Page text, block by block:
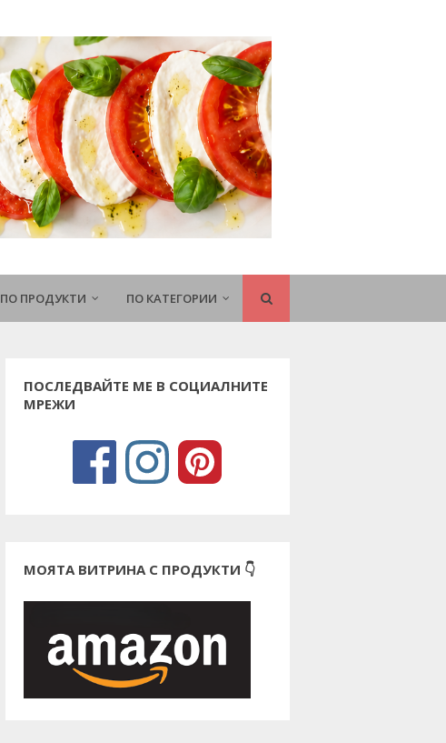
ПО ПРОДУКТИ ПО КАТЕГОРИИ
ПОСЛЕДВАЙТЕ МЕ В СОЦИАЛНИТЕ
МРЕЖИ
МОЯТА ВИТРИНА С ПРОДУКТИ 👇